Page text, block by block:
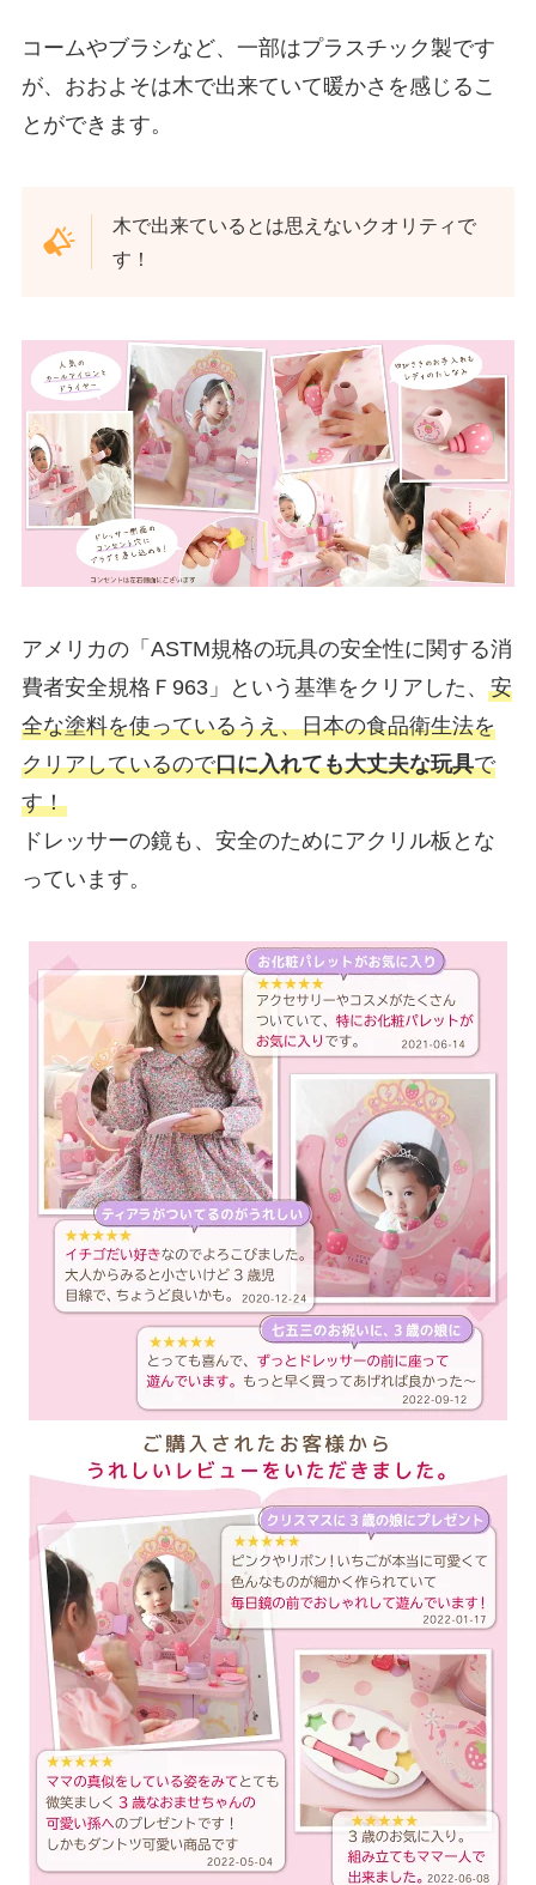
コームやブラシなど、一部はプラスチック製です
が、おおよそは木で出来ていて暖かさを感じるこ
とができます。
木で出来ているとは思えないクオリティで
す！
アメリカの「ASTM規格の玩具の安全性に関する消
費者安全規格Ｆ963」という基準をクリアした、 安
全な塗料を使っているうえ、日本の食品衛生法を
クリアしているので口に入れても大丈夫な玩具で
す！
ドレッサーの鏡も、安全のためにアクリル板とな
っています。